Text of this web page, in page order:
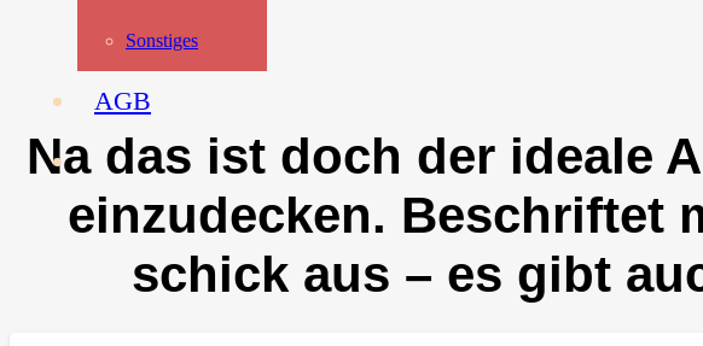
Sonstiges
AGB
Na das ist doch der ideale
einzudecken. Beschriftet
schick aus – es gibt